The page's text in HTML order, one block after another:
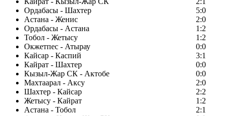
Ордабасы - Шахтер
5:0
Астана - Женис
2:0
Ордабасы - Астана
1:2
Тобол - Жетысу
1:2
Окжетпес - Атырау
0:0
Кайсар - Каспий
3:1
Кайрат - Шахтер
0:0
Кызыл-Жар СК - Актобе
0:0
Махтаарал - Аксу
2:0
Шахтер - Кайсар
2:2
Жетысу - Кайрат
1:2
Астана - Тобол
2:1